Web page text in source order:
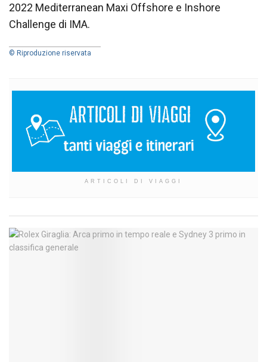
2022 Mediterranean Maxi Offshore e Inshore
Challenge di IMA.
© Riproduzione riservata
ARTICOLI DI VIAGGI